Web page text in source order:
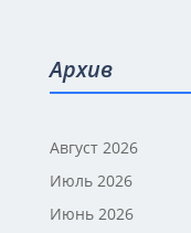
Архив
Август 2026
Июль 2026
Июнь 2026